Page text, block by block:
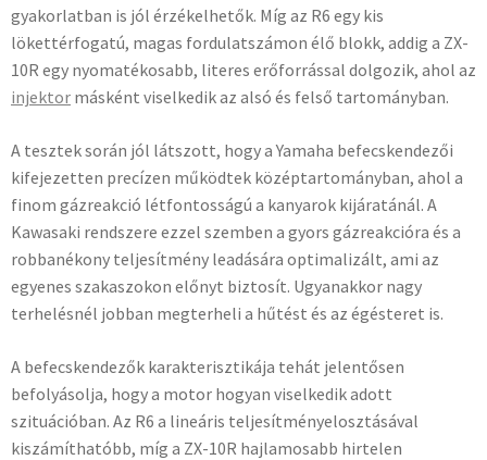
gyakorlatban is jól érzékelhetők. Míg az R6 egy kis
lökettérfogatú, magas fordulatszámon élő blokk, addig a ZX-
10R egy nyomatékosabb, literes erőforrással dolgozik, ahol az
injektor másként viselkedik az alsó és felső tartományban.
A tesztek során jól látszott, hogy a Yamaha befecskendezői
kifejezetten precízen működtek középtartományban, ahol a
finom gázreakció létfontosságú a kanyarok kijáratánál. A
Kawasaki rendszere ezzel szemben a gyors gázreakcióra és a
robbanékony teljesítmény leadására optimalizált, ami az
egyenes szakaszokon előnyt biztosít. Ugyanakkor nagy
terhelésnél jobban megterheli a hűtést és az égésteret is.
A befecskendezők karakterisztikája tehát jelentősen
befolyásolja, hogy a motor hogyan viselkedik adott
szituációban. Az R6 a lineáris teljesítményelosztásával
kiszámíthatóbb, míg a ZX-10R hajlamosabb hirtelen